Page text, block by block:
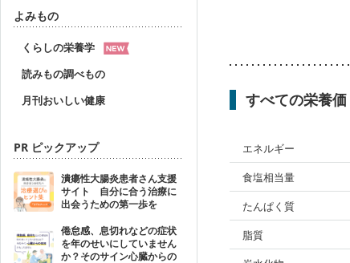
よみもの
くらしの栄養学
読みもの調べもの
月刊おいしい健康
PR ピックアップ
潰瘍性大腸炎患者さん支援
サイト 自分に合う治療に
出会うための第一歩を
倦怠感、息切れなどの症状
を年のせいにしていません
か？そのサイン心臓からの
すべての栄養価
エネルギー
食塩相当量
たんぱく質
脂質